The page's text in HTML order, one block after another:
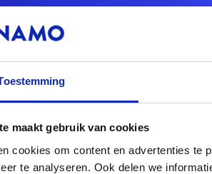
maakt gebruik van cookies
cookies om content en advertenties te
te analyseren. Ook delen we
Registreer uw
Op zoek naar meer